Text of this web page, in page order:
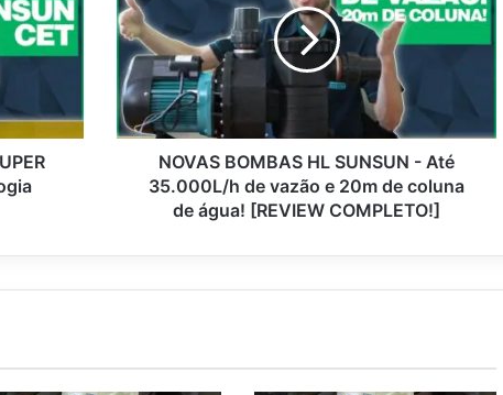
NOVAS BOMBAS HL SUNSUN - Até
35.000L/h de vazão e 20m de coluna
de água! [REVIEW COMPLETO!]